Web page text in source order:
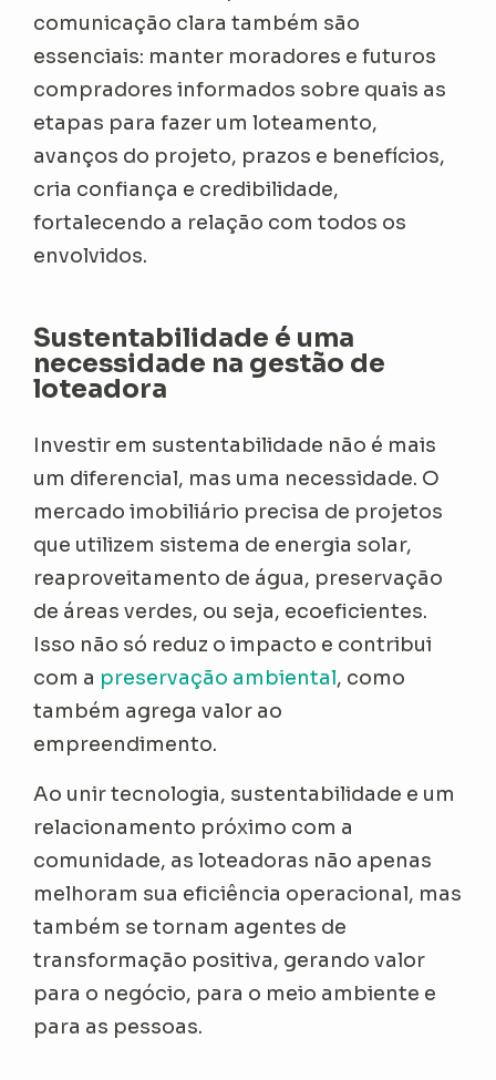
comunicação clara também são
essenciais: manter moradores e futuros
compradores informados sobre quais as
etapas para fazer um loteamento,
avanços do projeto, prazos e benefícios,
cria confiança e credibilidade,
fortalecendo a relação com todos os
envolvidos.
Sustentabilidade é uma
necessidade na gestão de
loteadora
Investir em sustentabilidade não é mais
um diferencial, mas uma necessidade. O
mercado imobiliário precisa de projetos
que utilizem sistema de energia solar,
reaproveitamento de água, preservação
de áreas verdes, ou seja, ecoeficientes.
Isso não só reduz o impacto e contribui
com a preservação ambiental, como
também agrega valor ao
empreendimento.
Ao unir tecnologia, sustentabilidade e um
relacionamento próximo com a
comunidade, as loteadoras não apenas
melhoram sua eficiência operacional, mas
também se tornam agentes de
transformação positiva, gerando valor
para o negócio, para o meio ambiente e
para as pessoas.